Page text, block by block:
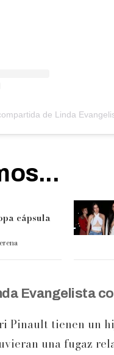
de Linda
cápsula
Evangelista
Pinault tienen un
una fugaz